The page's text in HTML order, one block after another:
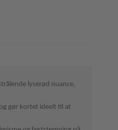
lyserød nuance,
gør kortet ideelt til at